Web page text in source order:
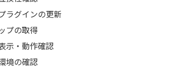
ラグインの更新
プの取得
示・動作確認
境の確認